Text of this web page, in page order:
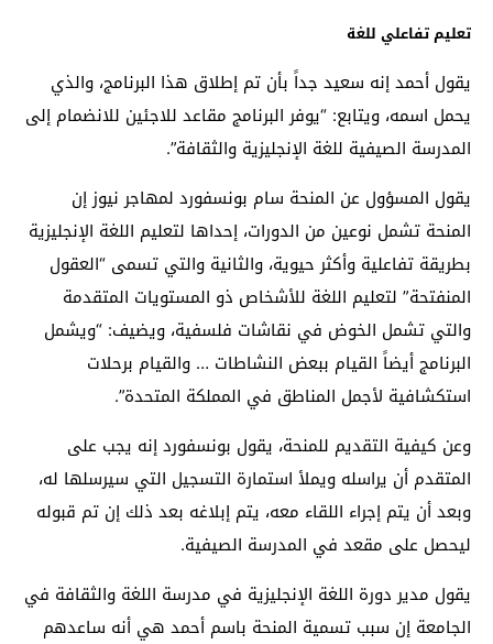
تعليم تفاعلي للغة
يقول أحمد إنه سعيد جداً بأن تم إطلاق هذا البرنامج، والذي
يحمل اسمه، ويتابع: “يوفر البرنامج مقاعد للاجئين للانضمام إلى
المدرسة الصيفية للغة الإنجليزية والثقافة”.
يقول المسؤول عن المنحة سام بونسفورد لمهاجر نيوز إن
المنحة تشمل نوعين من الدورات، إحداها لتعليم اللغة الإنجليزية
بطريقة تفاعلية وأكثر حيوية، والثانية والتي تسمى “العقول
المنفتحة” لتعليم اللغة للأشخاص ذو المستويات المتقدمة
والتي تشمل الخوض في نقاشات فلسفية، ويضيف: “ويشمل
البرنامج أيضاً القيام ببعض النشاطات … والقيام برحلات
استكشافية لأجمل المناطق في المملكة المتحدة”.
وعن كيفية التقديم للمنحة، يقول بونسفورد إنه يجب على
المتقدم أن يراسله ويملأ استمارة التسجيل التي سيرسلها له،
وبعد أن يتم إجراء اللقاء معه، يتم إبلاغه بعد ذلك إن تم قبوله
ليحصل على مقعد في المدرسة الصيفية.
يقول مدير دورة اللغة الإنجليزية في مدرسة اللغة والثقافة في
الجامعة إن سبب تسمية المنحة باسم أحمد هي أنه ساعدهم